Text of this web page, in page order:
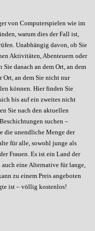
von Computerspielen wie im
warum dies der Fall ist,
Unabhängig davon, ob Sie
Aktivitäten, Abenteuern oder
danach an dem Ort, an dem
Ort, an dem Sie nicht nur
können. Hier finden Sie
bis auf ein zweites nicht
Sie nach den aktuellen
suchen –
die unendliche Menge der
für alle, sowohl junge als
Frauen. Es ist ein Land der
eine Alternative für lange,
zu einem Preis angeboten
ist – völlig kostenlos!